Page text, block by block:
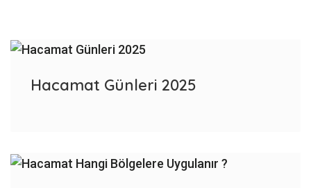
Hacamat Günleri 2025